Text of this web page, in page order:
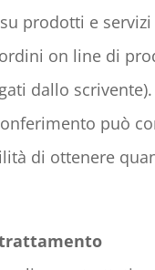
prodotti e
on line di
dallo
può
di ottenere